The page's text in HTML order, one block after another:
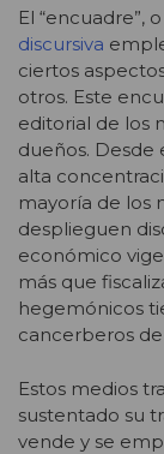
El “encuadre”, o
discursiva
ciertos
otros. Este
editorial de los
dueños. Desde
alta
mayoría de los
desplieguen
económico
más que
hegemónicos
cancerberos
Estos medios
sustentado su
vende y se